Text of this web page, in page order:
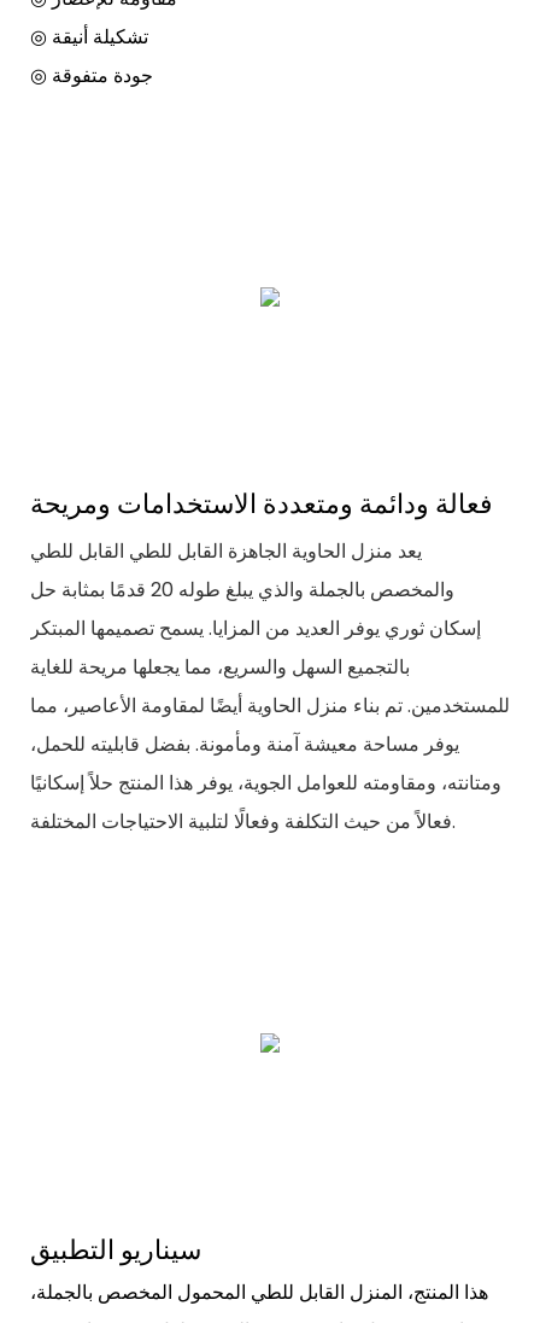
◎ تشكيلة أنيقة
◎ جودة متفوقة
فعالة ودائمة ومتعددة الاستخدامات ومريحة
يعد منزل الحاوية الجاهزة القابل للطي القابل للطي
والمخصص بالجملة والذي يبلغ طوله 20 قدمًا بمثابة حل
إسكان ثوري يوفر العديد من المزايا. يسمح تصميمها المبتكر
بالتجميع السهل والسريع، مما يجعلها مريحة للغاية
للمستخدمين. تم بناء منزل الحاوية أيضًا لمقاومة الأعاصير، مما
يوفر مساحة معيشة آمنة ومأمونة. بفضل قابليته للحمل،
ومتانته، ومقاومته للعوامل الجوية، يوفر هذا المنتج حلاً إسكانيًا
فعالاً من حيث التكلفة وفعالًا لتلبية الاحتياجات المختلفة.
سيناريو التطبيق
هذا المنتج، المنزل القابل للطي المحمول المخصص بالجملة،